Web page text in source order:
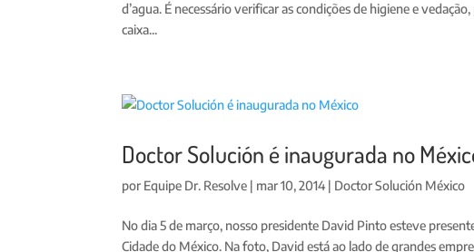
d’agua. É necessário verificar as condições de higiene e
caixa...
Doctor Solución é inaugurada no
por Equipe Dr. Resolve | mar 10, 2014 | Doctor Solución México
No dia 5 de março, nosso presidente David Pinto esteve
Cidade do México. Na foto, David está ao lado de grandes